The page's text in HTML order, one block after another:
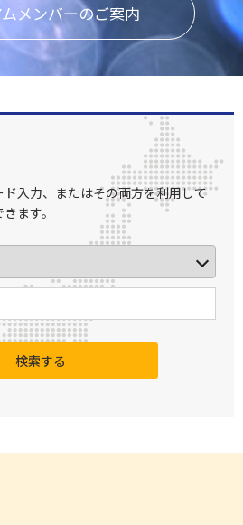
メンバーのご案内
入力、またはその両方を利用して
ます。
検索する